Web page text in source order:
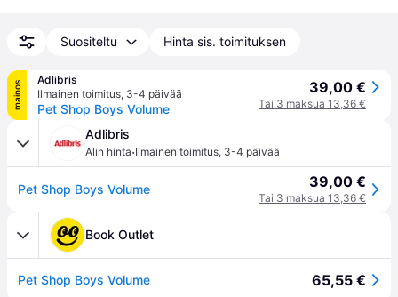
Suositeltu Hinta sis. toimituksen
mainos
Adlibris
Ilmainen toimitus, 3-4 päivää
Pet Shop Boys Volume
39,00 €
Tai 3 maksua 13,36 €
Adlibris
Alin hinta·Ilmainen toimitus, 3-4 päivää
Pet Shop Boys Volume 39,00 €
Tai 3 maksua 13,36 €
Book Outlet
Pet Shop Boys Volume 65,55 €